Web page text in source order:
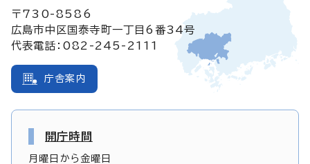
〒730-8586
広島市中区国泰寺町一丁目6番34号
代表電話：082-245-2111
庁舎案内
開庁時間
月曜日から金曜日